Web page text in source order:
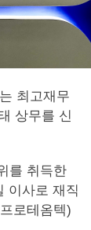
최고재무
상무를 신
를 취득한
이사로 재직
로테옴텍)